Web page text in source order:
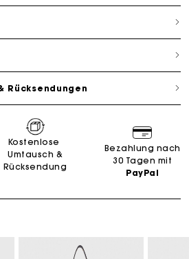
Rücksendungen
Kostenlose
Umtausch &
Rücksendung
Bezahlung nach
30 Tagen mit
PayPal